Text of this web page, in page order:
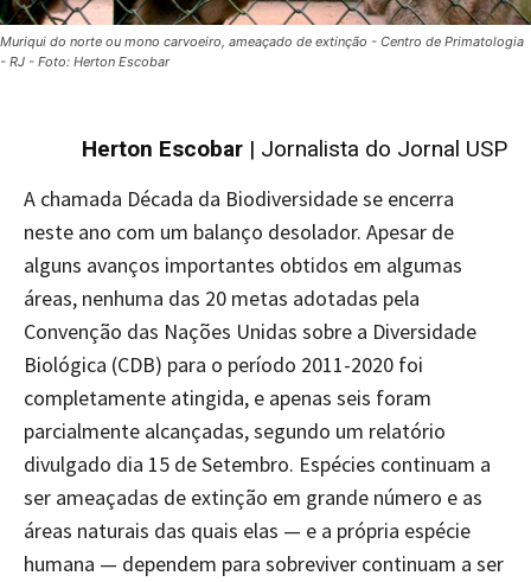
Muriqui do norte ou mono carvoeiro, ameaçado de extinção - Centro de Primatologia
- RJ - Foto: Herton Escobar
Herton Escobar | Jornalista do Jornal USP
A chamada Década da Biodiversidade se encerra
neste ano com um balanço desolador. Apesar de
alguns avanços importantes obtidos em algumas
áreas, nenhuma das 20 metas adotadas pela
Convenção das Nações Unidas sobre a Diversidade
Biológica (CDB) para o período 2011-2020 foi
completamente atingida, e apenas seis foram
parcialmente alcançadas, segundo um relatório
divulgado dia 15 de Setembro. Espécies continuam a
ser ameaçadas de extinção em grande número e as
áreas naturais das quais elas — e a própria espécie
humana — dependem para sobreviver continuam a ser